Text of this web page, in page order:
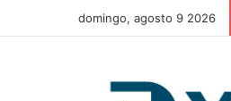
domingo, agosto 9 2026